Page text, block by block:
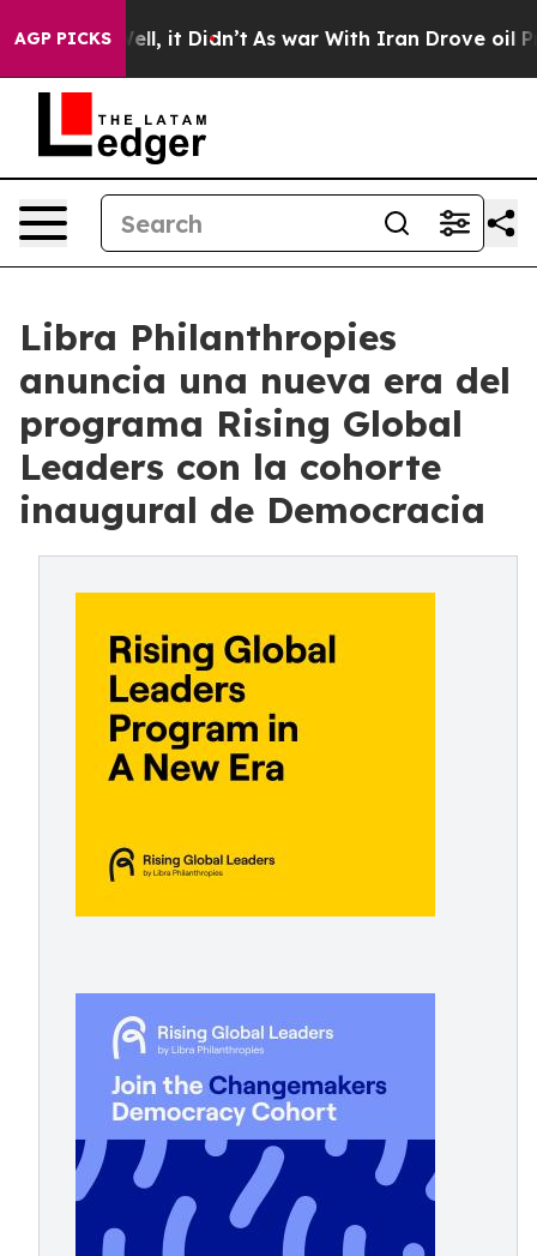
AGP PICKS
Well, it Didn’t As war With Iran Drove oil Prices
Libra Philanthropies
anuncia una nueva era del
programa Rising Global
Leaders con la cohorte
inaugural de Democracia